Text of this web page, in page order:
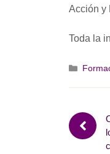
Acción y
Toda la